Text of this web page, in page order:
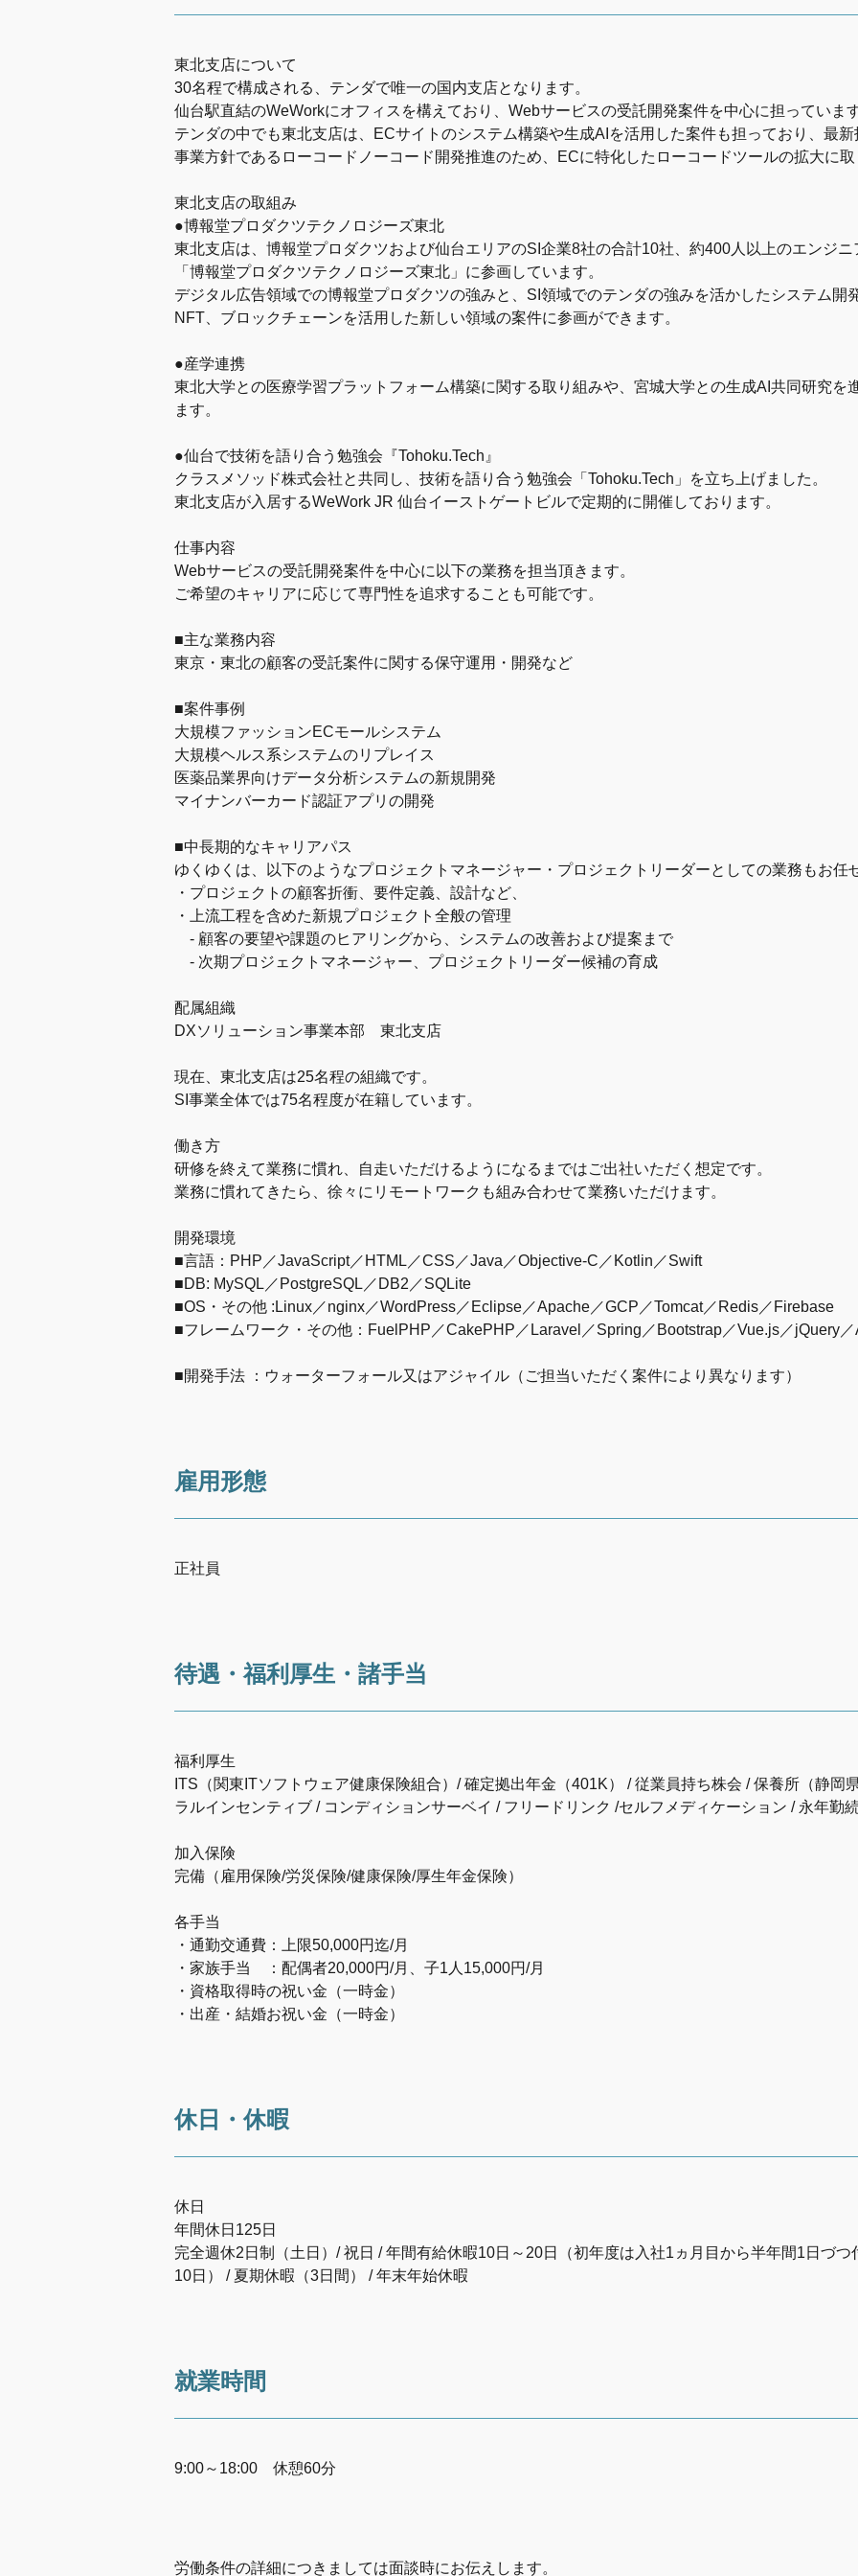
東北支店について
30名程で構成される、テンダで唯一の国内支店となります。
仙台駅直結のWeWorkにオフィスを構えており、Webサービスの受託開発案件を中心に担っています
テンダの中でも東北支店は、ECサイトのシステム構築や生成AIを活用した案件も担っており、最新
事業方針であるローコードノーコード開発推進のため、ECに特化したローコードツールの拡大に取
東北支店の取組み
●博報堂プロダクツテクノロジーズ東北
東北支店は、博報堂プロダクツおよび仙台エリアのSI企業8社の合計10社、約400人以上のエンジ
「博報堂プロダクツテクノロジーズ東北」に参画しています。
デジタル広告領域での博報堂プロダクツの強みと、SI領域でのテンダの強みを活かしたシステム開
NFT、ブロックチェーンを活用した新しい領域の案件に参画ができます。
●産学連携
東北大学との医療学習プラットフォーム構築に関する取り組みや、宮城大学との生成AI共同研究を
ます。
●仙台で技術を語り合う勉強会『Tohoku.Tech』
クラスメソッド株式会社と共同し、技術を語り合う勉強会「Tohoku.Tech」を立ち上げました。
東北支店が入居するWeWork JR 仙台イーストゲートビルで定期的に開催しております。
仕事内容
Webサービスの受託開発案件を中心に以下の業務を担当頂きます。
ご希望のキャリアに応じて専門性を追求することも可能です。
■主な業務内容
東京・東北の顧客の受託案件に関する保守運用・開発など
■案件事例
大規模ファッションECモールシステム
大規模ヘルス系システムのリプレイス
医薬品業界向けデータ分析システムの新規開発
マイナンバーカード認証アプリの開発
■中長期的なキャリアパス
ゆくゆくは、以下のようなプロジェクトマネージャー・プロジェクトリーダーとしての業務もお任
・プロジェクトの顧客折衝、要件定義、設計など、
・上流工程を含めた新規プロジェクト全般の管理
- 顧客の要望や課題のヒアリングから、システムの改善および提案まで
- 次期プロジェクトマネージャー、プロジェクトリーダー候補の育成
配属組織
DXソリューション事業本部 東北支店
現在、東北支店は25名程の組織です。
SI事業全体では75名程度が在籍しています。
働き方
研修を終えて業務に慣れ、自走いただけるようになるまではご出社いただく想定です。
業務に慣れてきたら、徐々にリモートワークも組み合わせて業務いただけます。
開発環境
■言語：PHP／JavaScript／HTML／CSS／Java／Objective-C／Kotlin／Swift
■DB: MySQL／PostgreSQL／DB2／SQLite
■OS・その他 :Linux／nginx／WordPress／Eclipse／Apache／GCP／Tomcat／Redis／Firebase
■フレームワーク・その他：FuelPHP／CakePHP／Laravel／Spring／Bootstrap／Vue.js／jQuery
■開発手法 ：ウォーターフォール又はアジャイル（ご担当いただく案件により異なります）
雇用形態
正社員
待遇・福利厚生・諸手当
福利厚生
ITS（関東ITソフトウェア健康保険組合）/ 確定拠出年金（401K） / 従業員持ち株会 / 保養所（静岡
ラルインセンティブ / コンディションサーベイ / フリードリンク /セルフメディケーション / 永年勤
加入保険
完備（雇用保険/労災保険/健康保険/厚生年金保険）
各手当
・通勤交通費：上限50,000円迄/月
・家族手当 ：配偶者20,000円/月、子1人15,000円/月
・資格取得時の祝い金（一時金）
・出産・結婚お祝い金（一時金）
休日・休暇
休日
年間休日125日
完全週休2日制（土日）/ 祝日 / 年間有給休暇10日～20日（初年度は入社1ヵ月目から半年間1日づ
10日） / 夏期休暇（3日間） / 年末年始休暇
就業時間
9:00～18:00 休憩60分
労働条件の詳細につきましては面談時にお伝えします。